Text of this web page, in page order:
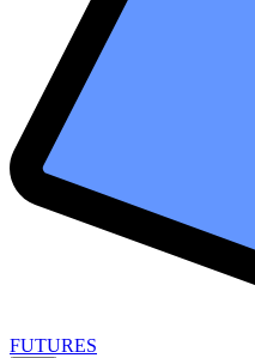
FUTURES